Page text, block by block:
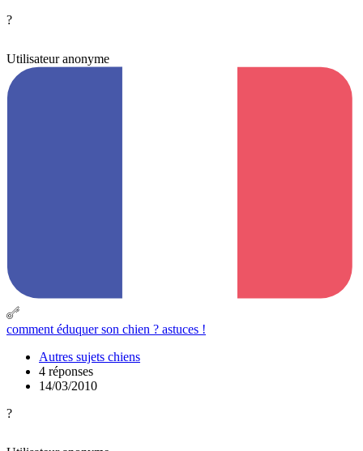
?
Utilisateur anonyme
comment éduquer son chien ? astuces !
Autres sujets chiens
4 réponses
14/03/2010
?